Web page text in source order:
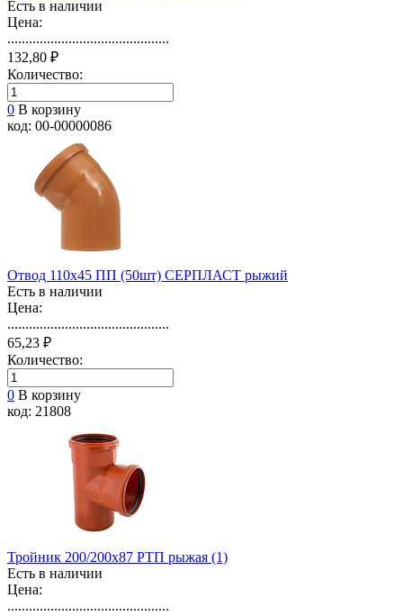
Есть в наличии
Цена:
.............................................
132,80 ₽
Количество:
0 В корзину
код: 00-00000086
Отвод 110х45 ПП (50шт) СЕРПЛАСТ рыжий
Есть в наличии
Цена:
.............................................
65,23 ₽
Количество:
0 В корзину
код: 21808
Тройник 200/200х87 РТП рыжая (1)
Есть в наличии
Цена:
.............................................